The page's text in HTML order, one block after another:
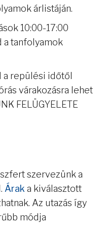
árlistáján.
10:00-17:00
a tanfolyamok
a repülési időtől
várakozásra lehet
FELÜGYELETE
szervezünk a
Árak a kiválasztott
Az utazás így
módja